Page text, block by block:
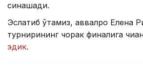
синашади.
Эслатиб ўтамиз, аввалроқ Елена
турнирининг чорак финалига
эдик.